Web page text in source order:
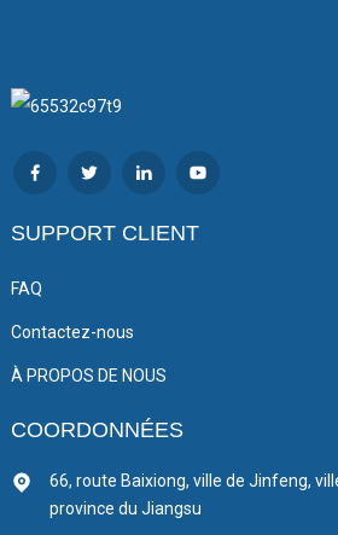
SUPPORT CLIENT
FAQ
Contactez-nous
À PROPOS DE NOUS
COORDONNÉES
66, route Baixiong, ville de Jinfeng,
province du Jiangsu